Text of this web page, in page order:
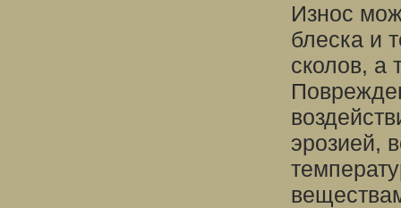
Износ
блеска и
сколов, а
эрозией,